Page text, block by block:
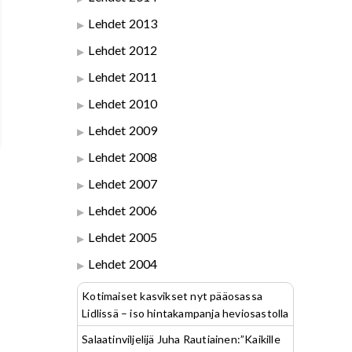
Lehdet 2013
Lehdet 2012
Lehdet 2011
Lehdet 2010
Lehdet 2009
Lehdet 2008
Lehdet 2007
Lehdet 2006
Lehdet 2005
Lehdet 2004
Kotimaiset kasvikset nyt pääosassa
Lidlissä – iso hintakampanja heviosastolla
Salaatinviljelijä Juha Rautiainen:”Kaikille